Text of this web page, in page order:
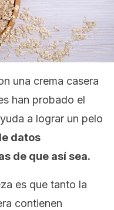
una crema casera
han probado el
a lograr un pelo
datos
de que así sea.
es que tanto la
contienen